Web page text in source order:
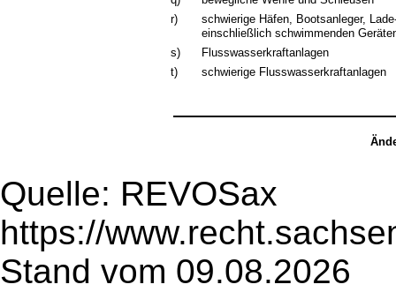
r)
schwierige Häfen, Bootsanleger,
einschließlich schwimmenden
s)
Flusswasserkraftanlagen
t)
schwierige Flusswasserkraftanlagen
Quelle: REVOSax
https://
Stand vom 09.08.2026